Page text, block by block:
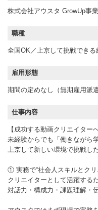
株式会社アウスタ GrowUp事
職種
全国OK／上京して挑戦でき
雇用形態
期間の定めなし（無期雇用派遣
仕事内容
【成功する動画クリエイター
未経験からでも「働きながら
上京して新しい環境で挑戦し
① 実務で“社会人スキルとク
クリエイターとして活躍する
対話力・構成力・課題理解・